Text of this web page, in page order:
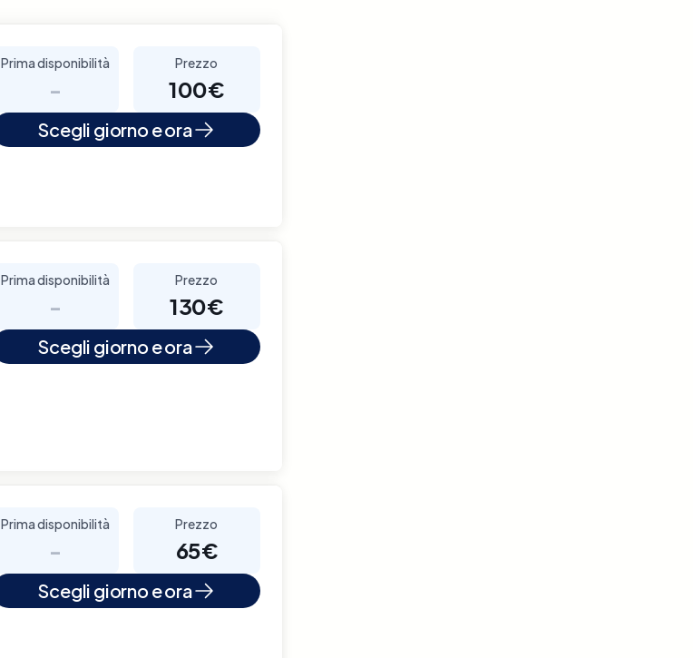
Prima disponibilità
-
Prezzo
100€
Scegli giorno e ora
Prima disponibilità
-
Prezzo
130€
Scegli giorno e ora
Prima disponibilità
-
Prezzo
65€
Scegli giorno e ora